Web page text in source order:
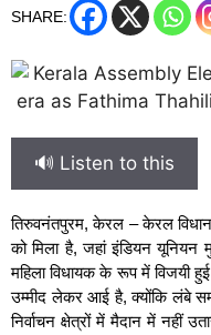
SHARE:
🔊 Listen to this
तिरुवनंतपुरम, केरल – केरल
को मिला है, जहां इंडियन यूनियन
महिला विधायक के रूप में विजयी
उम्मीद लेकर आई है, क्योंकि लंबे
निर्वाचन क्षेत्रों में मैदान में नहीं